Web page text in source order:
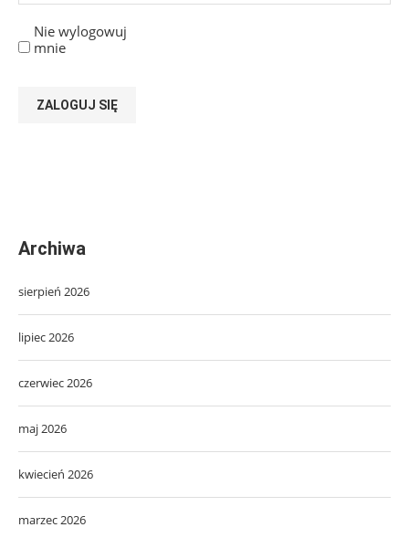
Nie wylogowuj
mnie
ZALOGUJ SIĘ
Archiwa
sierpień 2026
lipiec 2026
czerwiec 2026
maj 2026
kwiecień 2026
marzec 2026